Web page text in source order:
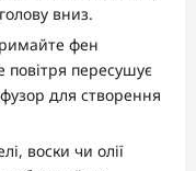
вниз.
фен
повітря пересушує
для створення
воски чи олії